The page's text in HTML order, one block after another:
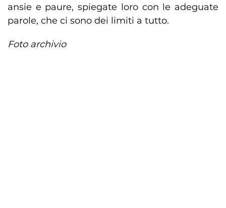
ansie e paure, spiegate loro con le adeguate
parole, che ci sono dei limiti a tutto.
Foto archivio